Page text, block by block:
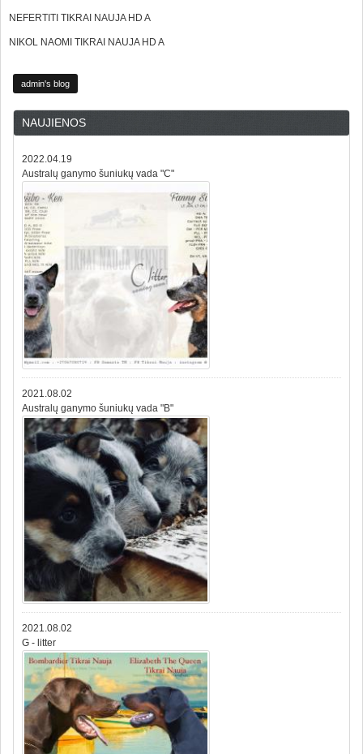
NEFERTITI TIKRAI NAUJA HD A
NIKOL NAOMI TIKRAI NAUJA HD A
admin's blog
NAUJIENOS
2022.04.19
Australų ganymo šuniukų vada "C"
2021.08.02
Australų ganymo šuniukų vada "B"
2021.08.02
G - litter